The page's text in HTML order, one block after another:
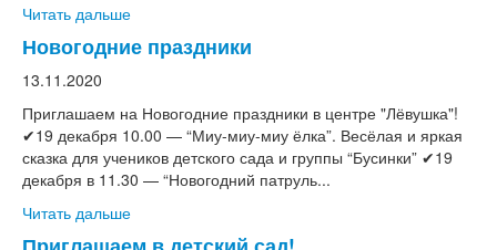
Читать дальше
Новогодние праздники
13.11.2020
Приглашаем на Новогодние праздники в центре "Лёвушка"!
✔19 декабря 10.00 — “Миу-миу-миу ёлка”. Весёлая и яркая
сказка для учеников детского сада и группы “Бусинки” ✔19
декабря в 11.30 — “Новогодний патруль...
Читать дальше